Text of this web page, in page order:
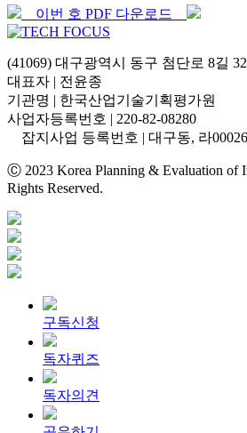
이번 호 PDF 다운로드
(41069) 대구광역시 동구 첨단로 8길
대표자 | 전윤종
기관명 | 한국산업기술기획평가원
사업자등록번호 | 220-82-08280
잡지사업 등록번호 | 대구동, 라
Ⓒ 2023 Korea Planning & Evaluation of
Rights Reserved.
구독신청
독자퀴즈
독자의견